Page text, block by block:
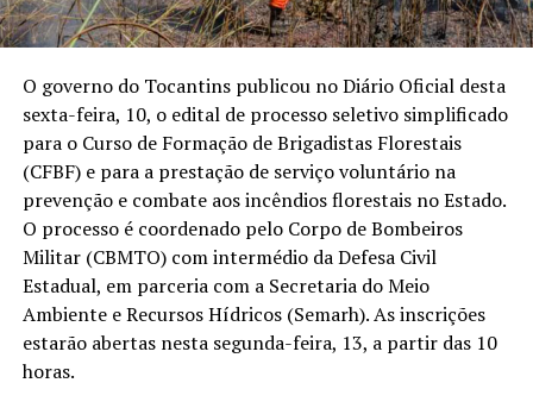
O governo do Tocantins publicou no Diário Oficial desta
sexta-feira, 10, o edital de processo seletivo simplificado
para o Curso de Formação de Brigadistas Florestais
(CFBF) e para a prestação de serviço voluntário na
prevenção e combate aos incêndios florestais no Estado.
O processo é coordenado pelo Corpo de Bombeiros
Militar (CBMTO) com intermédio da Defesa Civil
Estadual, em parceria com a Secretaria do Meio
Ambiente e Recursos Hídricos (Semarh). As inscrições
estarão abertas nesta segunda-feira, 13, a partir das 10
horas.